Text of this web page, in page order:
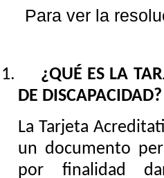
Para ver la
1.
¿QUÉ ES LA
DE DISCAPACIDAD?
La Tarjeta
un documento
por finalidad